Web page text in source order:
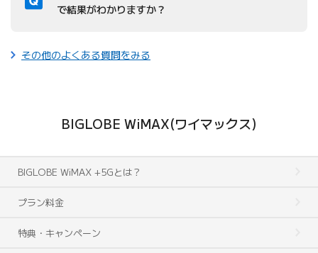
で結果がわかりますか？
その他のよくある質問をみる
BIGLOBE WiMAX(ワイマックス)
BIGLOBE WiMAX +5Gとは？
プラン料金
特典・キャンペーン